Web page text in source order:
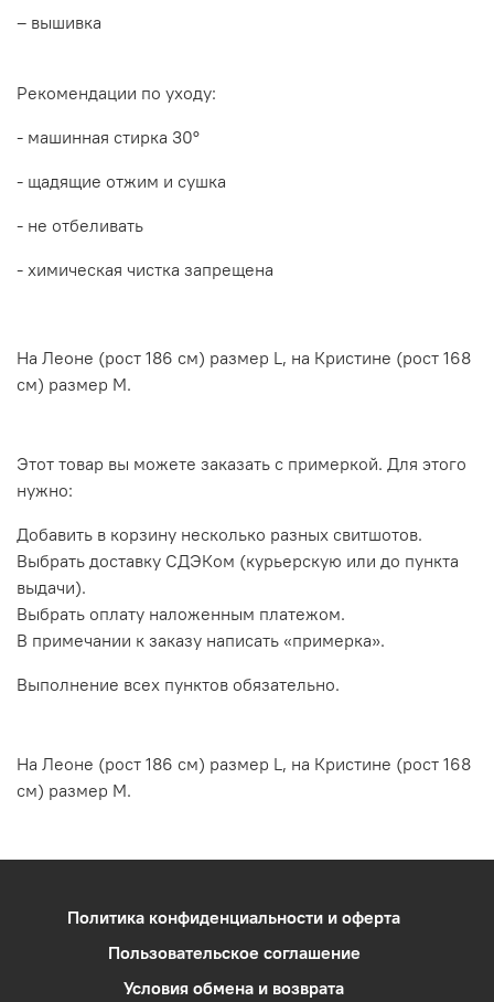
– вышивка
Рекомендации по уходу:
- машинная стирка 30°
- щадящие отжим и сушка
- не отбеливать
- химическая чистка запрещена
На Леоне (рост 186 см) размер L, на Кристине (рост 168
см) размер M.
Этот товар вы можете заказать с примеркой. Для этого
нужно:
Добавить в корзину несколько разных свитшотов.
Выбрать доставку СДЭКом (курьерскую или до пункта
выдачи).
Выбрать оплату наложенным платежом.
В примечании к заказу написать «примерка».
Выполнение всех пунктов обязательно.
На Леоне (рост 186 см) размер L, на Кристине (рост 168
см) размер M.
Политика конфиденциальности и оферта
Пользовательское соглашение
Условия обмена и возврата